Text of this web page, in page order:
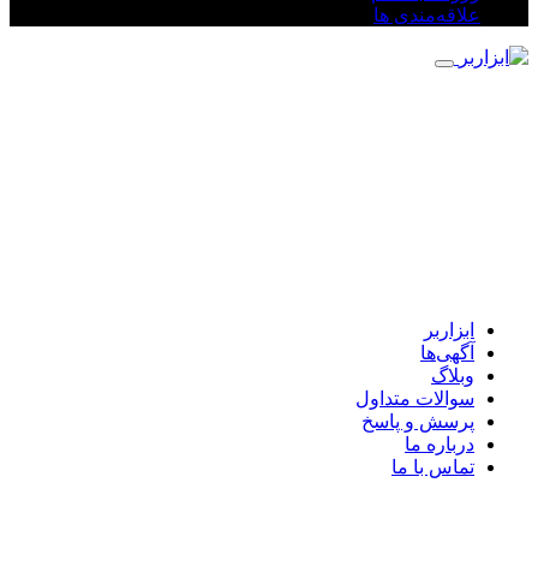
علاقه‌مندی ها
ابزاربر
آگهی‌ها
وبلاگ
سوالات متداول
پرسش و پاسخ
درباره ما
تماس با ما